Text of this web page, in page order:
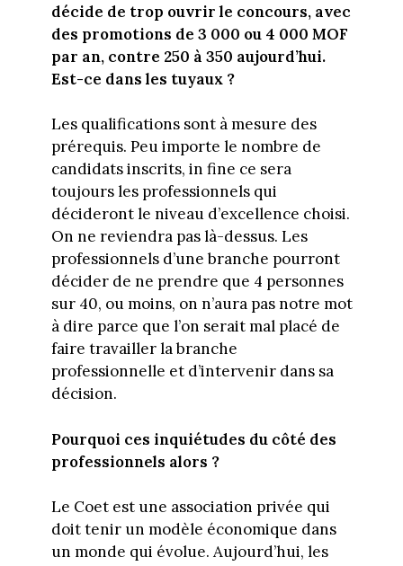
décide de trop ouvrir le concours, avec
des promotions de 3 000 ou 4 000 MOF
par an, contre 250 à 350 aujourd’hui.
Est-ce dans les tuyaux ?
Les qualifications sont à mesure des
prérequis. Peu importe le nombre de
candidats inscrits, in fine ce sera
toujours les professionnels qui
décideront le niveau d’excellence choisi.
On ne reviendra pas là-dessus. Les
professionnels d’une branche pourront
décider de ne prendre que 4 personnes
sur 40, ou moins, on n’aura pas notre mot
à dire parce que l’on serait mal placé de
faire travailler la branche
professionnelle et d’intervenir dans sa
décision.
Pourquoi ces inquiétudes du côté des
professionnels alors ?
Le Coet est une association privée qui
doit tenir un modèle économique dans
un monde qui évolue. Aujourd’hui, les